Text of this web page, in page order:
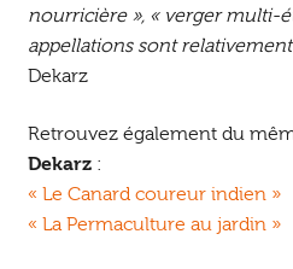
nourricière », « verger multi-
appellations sont
Dekarz
Retrouvez également du
Dekarz:
« Le Canard coureur indien »
« La Permaculture au jardin »